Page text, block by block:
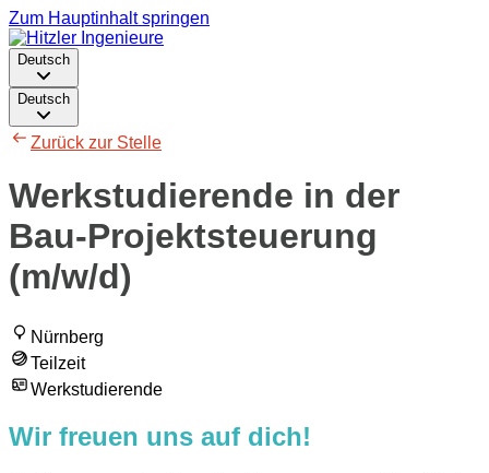
Zum Hauptinhalt springen
Deutsch
Deutsch
Zurück zur Stelle
Werkstudierende in der
Bau-Projektsteuerung
(m/w/d)
Nürnberg
Teilzeit
Werkstudierende
Wir freuen uns auf dich!